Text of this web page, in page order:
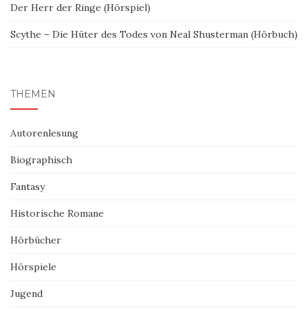
Der Herr der Ringe (Hörspiel)
Scythe – Die Hüter des Todes von Neal Shusterman (Hörbuch)
THEMEN
Autorenlesung
Biographisch
Fantasy
Historische Romane
Hörbücher
Hörspiele
Jugend